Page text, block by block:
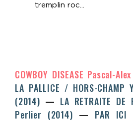
tremplin roc...
COWBOY DISEASE Pascal-
LA PALLICE / HORS-CHAMP
(2014)
LA RETRAITE DE
Perlier (2014) PAR ICI